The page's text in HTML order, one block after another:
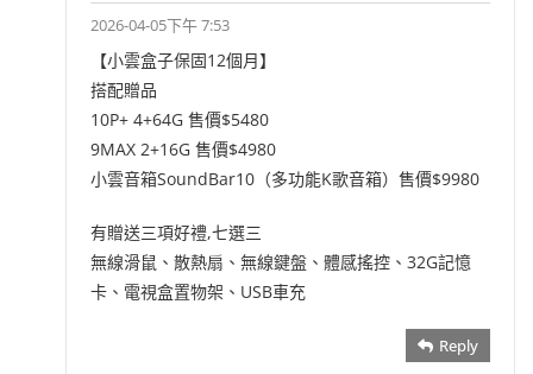
2026-04-05下午 7:53
【小雲盒子保固12個月】
搭配贈品
10P+ 4+64G 售價$5480
9MAX 2+16G 售價$4980
小雲音箱SoundBar10（多功能K歌音箱）售價$9980
有贈送三項好禮,七選三
無線滑鼠、散熱扇、無線鍵盤、體感搖控、32G記憶
卡、電視盒置物架、USB車充
Reply